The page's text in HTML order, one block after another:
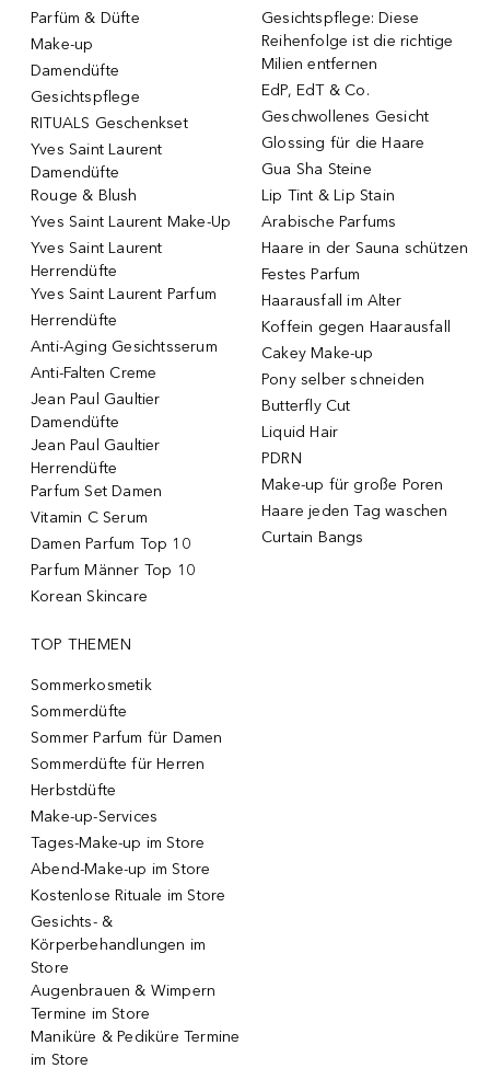
Parfüm & Düfte
Make-up
Damendüfte
Gesichtspflege
RITUALS Geschenkset
Yves Saint Laurent
Damendüfte
Rouge & Blush
Yves Saint Laurent Make-Up
Yves Saint Laurent
Herrendüfte
Yves Saint Laurent Parfum
Herrendüfte
Anti-Aging Gesichtsserum
Anti-Falten Creme
Jean Paul Gaultier
Damendüfte
Jean Paul Gaultier
Herrendüfte
Parfum Set Damen
Vitamin C Serum
Damen Parfum Top 10
Parfum Männer Top 10
Korean Skincare
Gesichtspflege: Diese
Reihenfolge ist die richtige
Milien entfernen
EdP, EdT & Co.
Geschwollenes Gesicht
Glossing für die Haare
Gua Sha Steine
Lip Tint & Lip Stain
Arabische Parfums
Haare in der Sauna schützen
Festes Parfum
Haarausfall im Alter
Koffein gegen Haarausfall
Cakey Make-up
Pony selber schneiden
Butterfly Cut
Liquid Hair
PDRN
Make-up für große Poren
Haare jeden Tag waschen
Curtain Bangs
TOP THEMEN
Sommerkosmetik
Sommerdüfte
Sommer Parfum für Damen
Sommerdüfte für Herren
Herbstdüfte
Make-up-Services
Tages-Make-up im Store
Abend-Make-up im Store
Kostenlose Rituale im Store
Gesichts- &
Körperbehandlungen im
Store
Augenbrauen & Wimpern
Termine im Store
Maniküre & Pediküre Termine
im Store